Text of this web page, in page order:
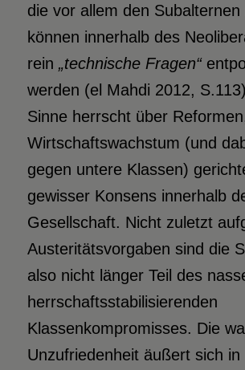
die vor allem den Subalternen
können innerhalb des
rein „technische Fragen“
werden (el Mahdi 2012,
Sinne herrscht über
Wirtschaftswachstum (und
gegen untere Klassen)
gewisser Konsens innerhalb
Gesellschaft. Nicht zuletzt
Austeritätsvorgaben sind die
also nicht länger Teil des
herrschaftsstabilisierenden
Klassenkompromisses. Die
Unzufriedenheit äußert sich in